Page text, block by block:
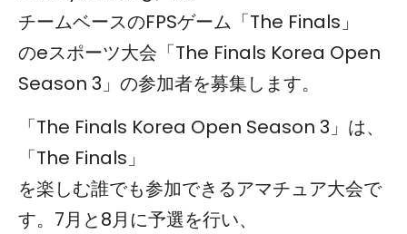
チームベースのFPSゲーム「The Finals」
のeスポーツ大会「The Finals Korea Open
Season 3」の参加者を募集します。
「The Finals Korea Open Season 3」は、
「The Finals」
を楽しむ誰でも参加できるアマチュア大会で
す。7月と8月に予選を行い、